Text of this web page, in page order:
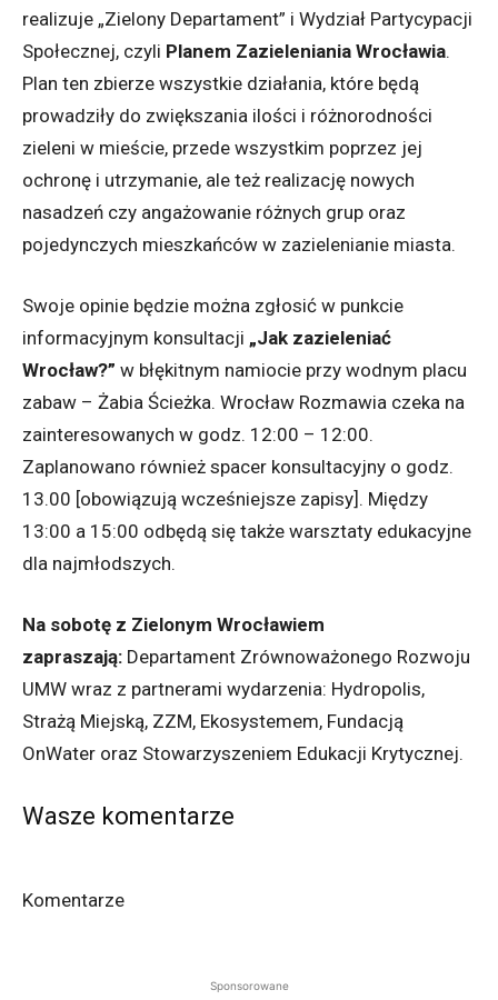
realizuje „Zielony Departament” i Wydział Partycypacji
Społecznej, czyli Planem Zazieleniania Wrocławia.
Plan ten zbierze wszystkie działania, które będą
prowadziły do zwiększania ilości i różnorodności
zieleni w mieście, przede wszystkim poprzez jej
ochronę i utrzymanie, ale też realizację nowych
nasadzeń czy angażowanie różnych grup oraz
pojedynczych mieszkańców w zazielenianie miasta.
Swoje opinie będzie można zgłosić w punkcie
informacyjnym konsultacji „Jak zazieleniać
Wrocław?” w błękitnym namiocie przy wodnym placu
zabaw – Żabia Ścieżka. Wrocław Rozmawia czeka na
zainteresowanych w godz. 12:00 – 12:00.
Zaplanowano również spacer konsultacyjny o godz.
13.00 [obowiązują wcześniejsze zapisy]. Między
13:00 a 15:00 odbędą się także warsztaty edukacyjne
dla najmłodszych.
Na sobotę z Zielonym Wrocławiem
zapraszają: Departament Zrównoważonego Rozwoju
UMW wraz z partnerami wydarzenia: Hydropolis,
Strażą Miejską, ZZM, Ekosystemem, Fundacją
OnWater oraz Stowarzyszeniem Edukacji Krytycznej.
Wasze komentarze
Komentarze
Sponsorowane